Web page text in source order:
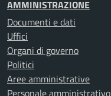
AMMINISTRAZIONE
Documenti e dati
Uffici
Organi di governo
Politici
Aree amministrative
Personale amministrativo